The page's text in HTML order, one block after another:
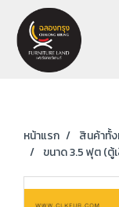
หน้าแรก สินค้าทั้
ขนาด 3.5 ฟุต (ตู้